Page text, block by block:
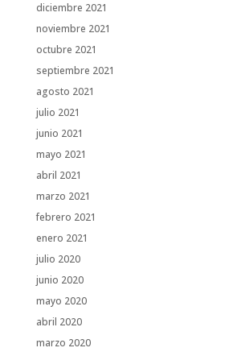
diciembre 2021
noviembre 2021
octubre 2021
septiembre 2021
agosto 2021
julio 2021
junio 2021
mayo 2021
abril 2021
marzo 2021
febrero 2021
enero 2021
julio 2020
junio 2020
mayo 2020
abril 2020
marzo 2020